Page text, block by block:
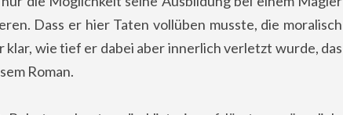
Dass er hier Taten vollüben musste, die moralisch
wie tief er dabei aber innerlich verletzt wurde, das
Roman.